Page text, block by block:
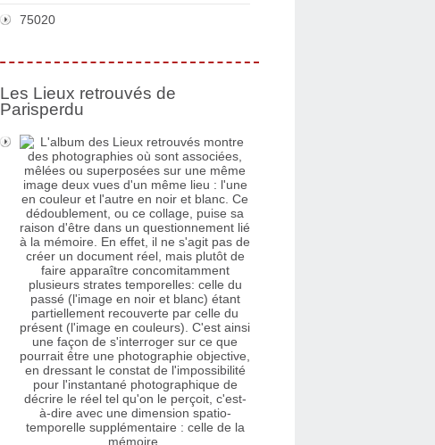
75020
Les Lieux retrouvés de
Parisperdu